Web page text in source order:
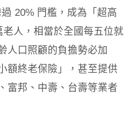
20% 門檻，成為「超高
人，相當於全國每五位就
人口照顧的負擔勢必加
額終老保險」，甚至提供
富邦、中壽、台壽等業者